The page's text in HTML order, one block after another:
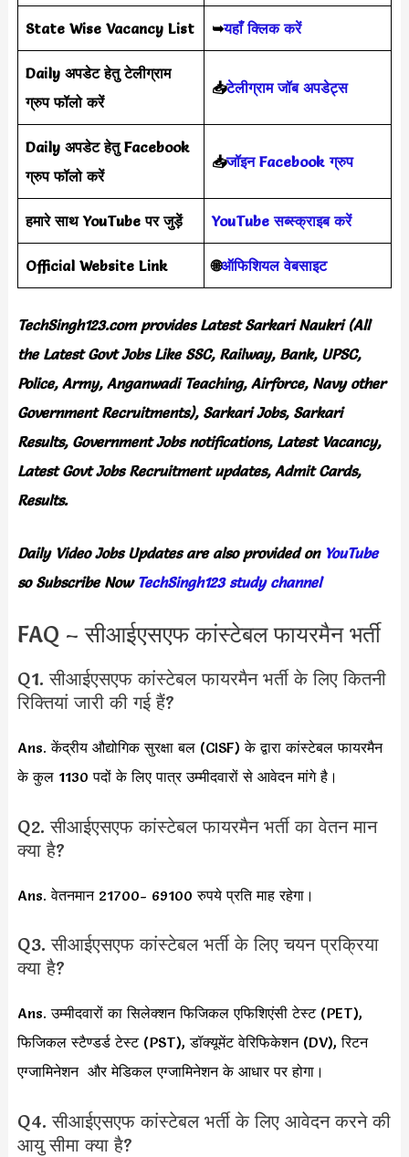
State Wise Vacancy List ➥यहाँ क्लिक करें
Daily अपडेट हेतु टेलीग्राम
ग्रुप फॉलो करें
📥टेलीग्राम जॉब अपडेट्स
Daily अपडेट हेतु Facebook
ग्रुप फॉलो करें
📥जॉइन Facebook ग्रुप
हमारे साथ YouTube पर जुड़ें YouTube सब्स्क्राइब करें
Official Website Link 🌐ऑफिशियल वेबसाइट
TechSingh123.com provides Latest Sarkari Naukri (All
the Latest Govt Jobs Like SSC, Railway, Bank, UPSC,
Police, Army, Anganwadi Teaching, Airforce, Navy other
Government Recruitments), Sarkari Jobs, Sarkari
Results, Government Jobs notifications, Latest Vacancy,
Latest Govt Jobs Recruitment updates, Admit Cards,
Results.
Daily Video Jobs Updates are also provided onYouTube
so Subscribe Now TechSingh123 study channel
FAQ – सीआईएसएफ कांस्टेबल फायरमैन भर्ती
Q1. सीआईएसएफ कांस्टेबल फायरमैन भर्ती के लिए कितनी
रिक्तियां जारी की गई हैं?
Ans. केंद्रीय औद्योगिक सुरक्षा बल (CISF) के द्वारा कांस्टेबल फायरमैन
के कुल 1130 पदों के लिए पात्र उम्मीदवारों से आवेदन मांगे है।
Q2. सीआईएसएफ कांस्टेबल फायरमैन भर्ती का वेतन मान
क्या है?
Ans. वेतनमान 21700- 69100 रुपये प्रति माह रहेगा।
Q3. सीआईएसएफ कांस्टेबल भर्ती के लिए चयन प्रक्रिया
क्या है?
Ans. उम्मीदवारों का सिलेक्शन फिजिकल एफिशिएंसी टेस्ट (PET),
फिजिकल स्टैण्डर्ड टेस्ट (PST), डॉक्यूमेंट वेरिफिकेशन (DV), रिटन
एग्जामिनेशन और मेडिकल एग्जामिनेशन के आधार पर होगा।
Q4. सीआईएसएफ कांस्टेबल भर्ती के लिए आवेदन करने की
आयु सीमा क्या है?